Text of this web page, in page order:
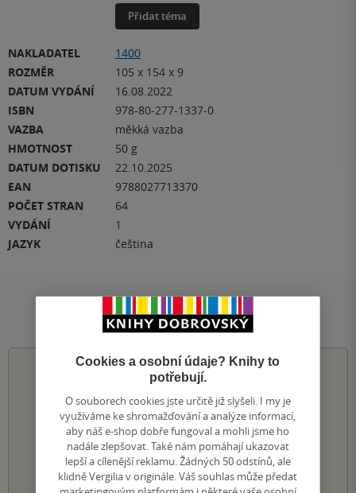
Přidat téma
NAKLADATEL
1400
ROZMĚR
105 x 154 x 9
DATUM VYDÁNÍ
16.08.2022
ISBN
978-80-277-1337-0
VAZBA
měkká vazba
HMOTNOST
50 g
DATUM DOTISKU
22.10.2025
EAN
9788027713370
POČET STRAN
64
VYDÁNÍ
1
JAZYK
čeština
Hodnocení a recenze čtenářů
4.0z5
577hodnocení čtenářů
268×
5 hvězdiček
Cookies a osobní údaje? Knihy to
potřebují.
O souborech cookies jste určitě již slyšeli. I my je
využíváme ke shromažďování a analýze informací,
aby náš e-shop dobře fungoval a mohli jsme ho
nadále zlepšovat. Také nám pomáhají ukazovat
lepší a cílenější reklamu. Žádných 50 odstínů, ale
klidně Vergilia v originále. Váš souhlas může předat